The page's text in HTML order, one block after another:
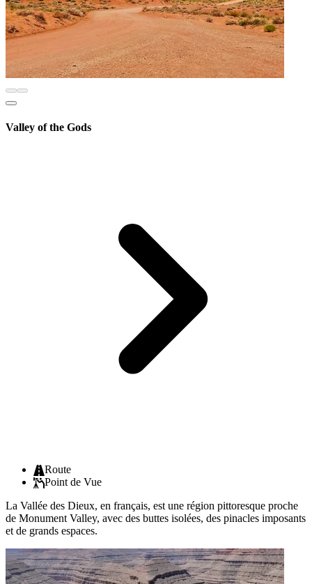
Valley of the Gods
Route
Point de Vue
La Vallée des Dieux, en français, est une région pittoresque proche
de Monument Valley, avec des buttes isolées, des pinacles imposants
et de grands espaces.